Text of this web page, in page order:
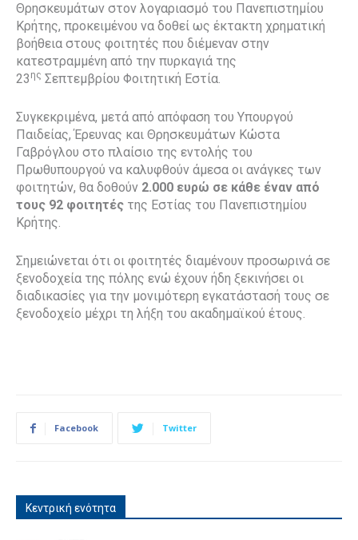
Θρησκευμάτων στον λογαριασμό του Πανεπιστημίου
Κρήτης, προκειμένου να δοθεί ως έκτακτη χρηματική
βοήθεια στους φοιτητές που διέμεναν στην
κατεστραμμένη από την πυρκαγιά της
23 ης Σεπτεμβρίου Φοιτητική Εστία.
Συγκεκριμένα, μετά από απόφαση του Υπουργού
Παιδείας, Έρευνας και Θρησκευμάτων Κώστα
Γαβρόγλου στο πλαίσιο της εντολής του
Πρωθυπουργού να καλυφθούν άμεσα οι ανάγκες των
φοιτητών, θα δοθούν 2.000 ευρώ σε κάθε έναν από
τους 92 φοιτητές της Εστίας του Πανεπιστημίου
Κρήτης.
Σημειώνεται ότι οι φοιτητές διαμένουν προσωρινά σε
ξενοδοχεία της πόλης ενώ έχουν ήδη ξεκινήσει οι
διαδικασίες για την μονιμότερη εγκατάστασή τους σε
ξενοδοχείο μέχρι τη λήξη του ακαδημαϊκού έτους.
Facebook Twitter
Κεντρική ενότητα